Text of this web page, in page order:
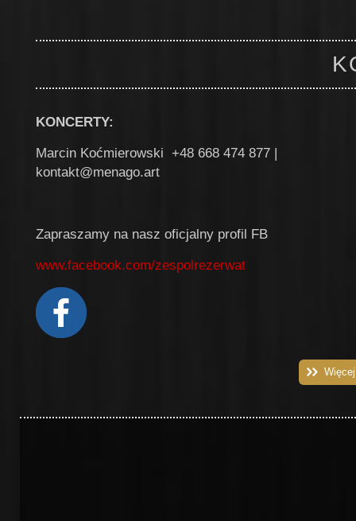
KONCERTY:
Marcin Koćmierowski +48 668 474 877 |
kontakt@menago.art
Zapraszamy na nasz oficjalny profil FB
www.facebook.com/zespolrezerwat
Więcej